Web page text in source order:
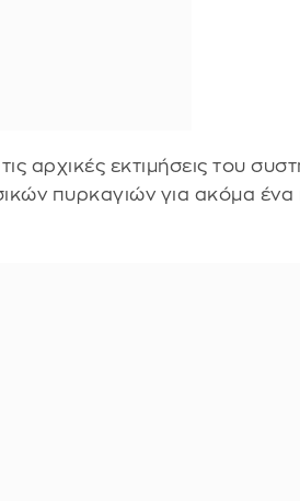
αρχικές εκτιμήσεις του
πυρκαγιών για ακόμα ένα